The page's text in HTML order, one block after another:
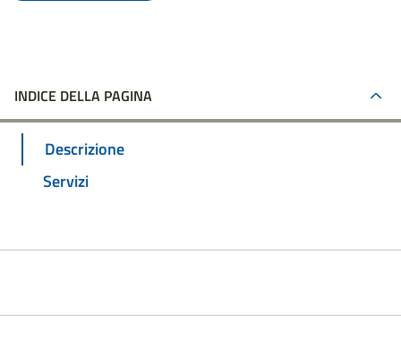
INDICE DELLA PAGINA
Descrizione
Servizi